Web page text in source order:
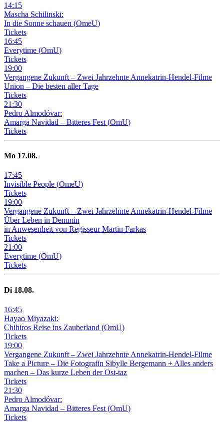
14:15
Mascha Schilinski:
In die Sonne schauen (OmeU)
Tickets
16:45
Everytime (OmU)
Tickets
19:00
Vergangene Zukunft – Zwei Jahrzehnte Annekatrin-Hendel-Filme
Union – Die besten aller Tage
Tickets
21 :30
Pedro Almodóvar:
Amarga Navidad – Bitteres Fest (OmU)
Tickets
Mo 17.08.
17:45
Invisible People (OmeU)
Tickets
19:00
Vergangene Zukunft – Zwei Jahrzehnte Annekatrin-Hendel-Filme
Über Leben in Demmin
in Anwesenheit von Regisseur Martin Farkas
Tickets
21 :00
Everytime (OmU)
Tickets
Di 18.08.
16:45
Hayao Miyazaki:
Chihiros Reise ins Zauberland (OmU)
Tickets
19:00
Vergangene Zukunft – Zwei Jahrzehnte Annekatrin-Hendel-Filme
Take a Picture – Die Fotografin Sibylle Bergemann + Alles anders
machen – Das kurze Leben der Ost-taz
Tickets
21 :30
Pedro Almodóvar:
Amarga Navidad – Bitteres Fest (OmU)
Tickets